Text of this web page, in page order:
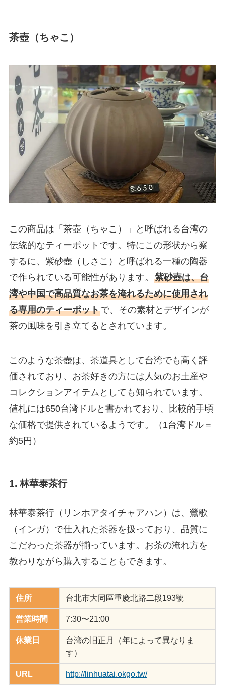
茶壺（ちゃこ）
この商品は「茶壺（ちゃこ）」と呼ばれる台湾の
伝統的なティーポットです。特にこの形状から察
するに、紫砂壺（しさこ）と呼ばれる一種の陶器
で作られている可能性があります。 紫砂壺は、台
湾や中国で高品質なお茶を淹れるために使用され
る専用のティーポットで、その素材とデザインが
茶の風味を引き立てるとされています。
このような茶壺は、茶道具として台湾でも高く評
価されており、お茶好きの方には人気のお土産や
コレクションアイテムとしても知られています。
値札には650台湾ドルと書かれており、比較的手頃
な価格で提供されているようです。（1台湾ドル＝
約5円）
1. 林華泰茶行
林華泰茶行（リンホアタイチャアハン）は、鶯歌
（インガ）で仕入れた茶器を扱っており、品質に
こだわった茶器が揃っています。お茶の淹れ方を
教わりながら購入することもできます。
住所 台北市大同區重慶北路二段193號
営業時間 7:30〜21:00
休業日
台湾の旧正月（年によって異なりま
す）
URL http://linhuatai.okgo.tw/